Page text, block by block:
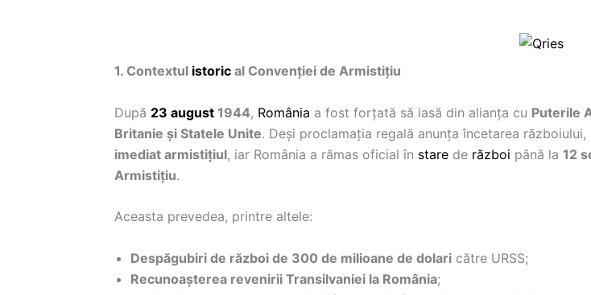
1. Contextul istoric al Convenției de Armistițiu
După 23 august 1944, România a fost forțată să iasă din alianța cu Puterile
Britanie și Statele Unite. Deși proclamația regală anunța încetarea
imediat armistițiul, iar România a rămas oficial în stare de război până la 12
Armistițiu.
Aceasta prevedea, printre altele:
Despăgubiri de război de 300 de milioane de dolari către URSS;
Recunoașterea revenirii Transilvaniei la România;